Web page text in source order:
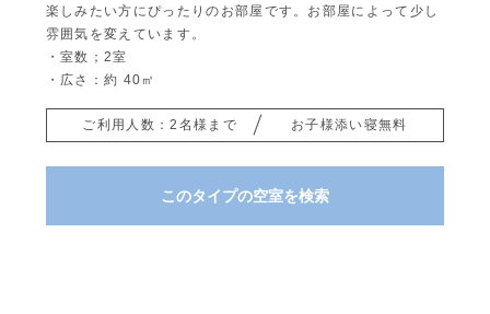
楽しみたい方にぴったりのお部屋です。お部屋によって少し
雰囲気を変えています。
・室数；2室
・広さ：約 40㎡
ご利用人数：2名様まで お子様添い寝無料
このタイプの空室を検索